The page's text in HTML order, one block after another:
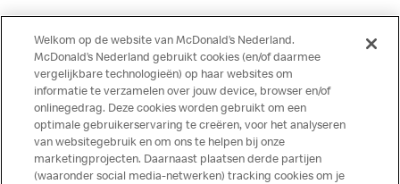
Welkom op de website van McDonald’s Nederland.
McDonald’s Nederland gebruikt cookies (en/of daarmee
vergelijkbare technologieën) op haar websites om
informatie te verzamelen over jouw device, browser en/of
onlinegedrag. Deze cookies worden gebruikt om een
optimale gebruikerservaring te creëren, voor het analyseren
van websitegebruik en om ons te helpen bij onze
marketingprojecten. Daarnaast plaatsen derde partijen
(waaronder social media-netwerken) tracking cookies om je